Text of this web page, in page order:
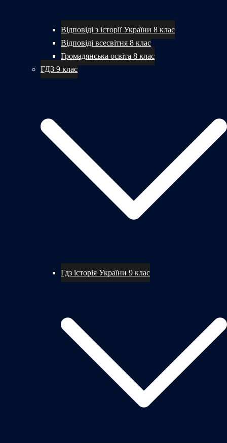
Відповіді з історії України 8 клас
Відповіді всесвітня 8 клас
Громадянська освіта 8 клас
ГДЗ 9 клас
Гдз історія України 9 клас